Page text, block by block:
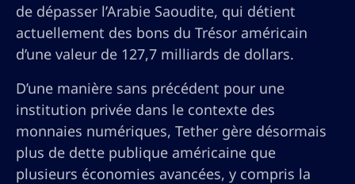
de dépasser l’Arabie Saoudite, qui détient
actuellement des bons du Trésor américain
d’une valeur de 127,7 milliards de dollars.
D’une manière sans précédent pour une
institution privée dans le contexte des
monnaies numériques, Tether gère désormais
plus de dette publique américaine que
plusieurs économies avancées, y compris la